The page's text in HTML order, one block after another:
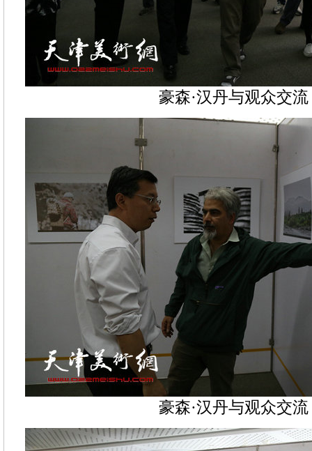
豪森·汉丹与观众交流
豪森·汉丹与观众交流